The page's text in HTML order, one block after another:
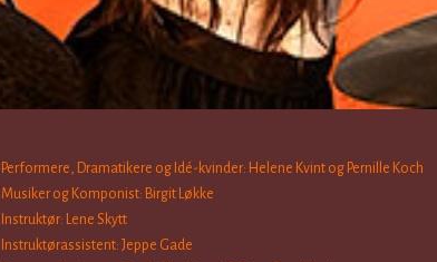
30 års scenekunst
Performere, Dramatikere og Idé-kvinder: Helene Kvint og Pernille Koch
Musiker og Komponist: Birgit Løkke
Instruktør: Lene Skytt
Instruktørassistent: Jeppe Gade